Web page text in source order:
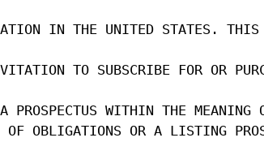
IN THE UNITED STATES. THIS
TO SUBSCRIBE FOR OR
PROSPECTUS WITHIN THE
OF OBLIGATIONS OR A LISTING